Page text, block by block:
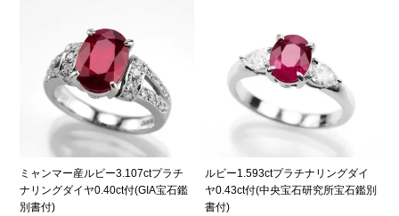
ミャンマー産ルビー3.107ctプラチ
ナリングダイヤ0.40ct付(GIA宝石鑑
別書付)
ルビー1.593ctプラチナリングダイ
ヤ0.43ct付(中央宝石研究所宝石鑑別
書付)